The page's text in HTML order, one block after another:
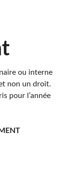
ou interne
non un droit.
pour l’année